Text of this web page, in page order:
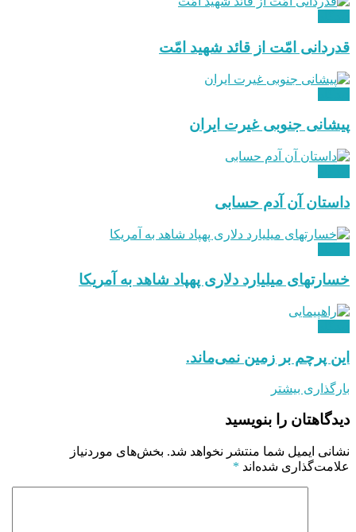
قدردانی امّت از قائد شهید امّت
پیشانی جنوبی غیرت ایران
داستان آن آدم حسابی
خسارتهای میلیارد دلاری پهپاد شاهد به آمریکا
این پرچم بر زمین نمی‌ماند.
بارگذاری بیشتر
دیدگاهتان را بنویسید
نشانی ایمیل شما منتشر نخواهد شد. بخش‌های موردنیاز
علامت‌گذاری شده‌اند *